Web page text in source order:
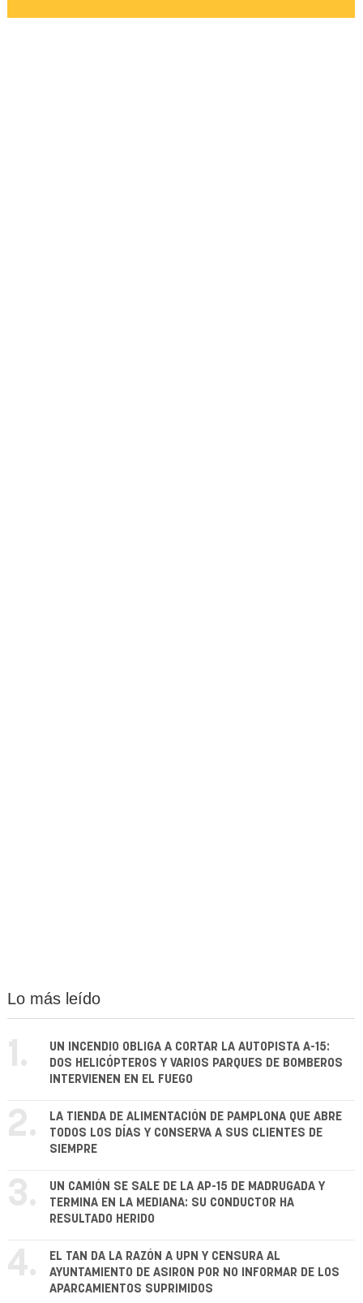
Lo más leído
1.
UN INCENDIO OBLIGA A CORTAR LA AUTOPISTA A-15:
DOS HELICÓPTEROS Y VARIOS PARQUES DE BOMBEROS
INTERVIENEN EN EL FUEGO
2.
LA TIENDA DE ALIMENTACIÓN DE PAMPLONA QUE ABRE
TODOS LOS DÍAS Y CONSERVA A SUS CLIENTES DE
SIEMPRE
3.
UN CAMIÓN SE SALE DE LA AP-15 DE MADRUGADA Y
TERMINA EN LA MEDIANA: SU CONDUCTOR HA
RESULTADO HERIDO
4.
EL TAN DA LA RAZÓN A UPN Y CENSURA AL
AYUNTAMIENTO DE ASIRON POR NO INFORMAR DE LOS
APARCAMIENTOS SUPRIMIDOS